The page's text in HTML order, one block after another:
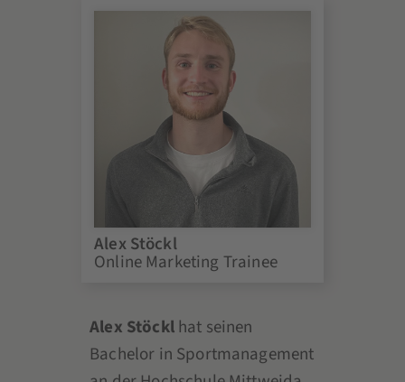
Alex Stöckl
Online Marketing Trainee
Alex Stöcklhat seinen
Bachelor in Sportmanagement